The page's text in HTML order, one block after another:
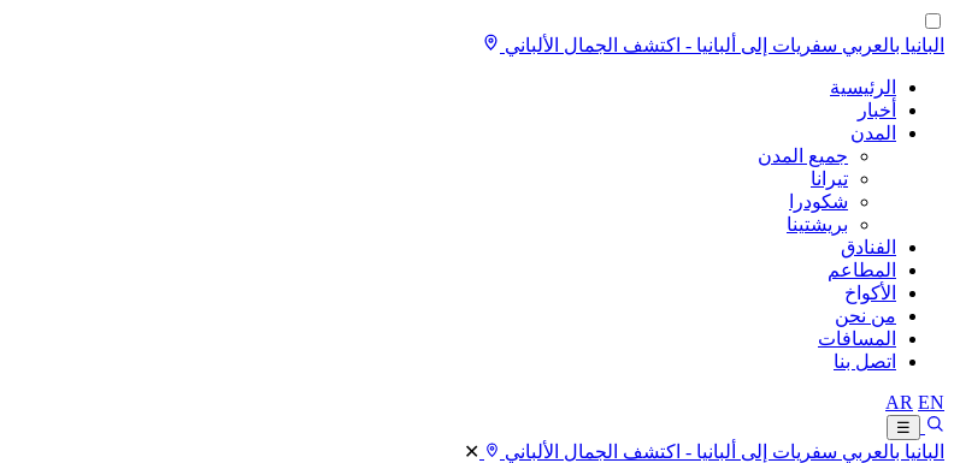
البانيا بالعربي سفريات إلى ألبانيا - اكتشف الجمال الألباني
الرئيسية
أخبار
المدن
جميع المدن
تيرانا
شكودرا
بريشتينا
الفنادق
المطاعم
الأكواخ
من نحن
المسافات
اتصل بنا
AR EN
☰
البانيا بالعربي سفريات إلى ألبانيا - اكتشف الجمال الألباني ✕